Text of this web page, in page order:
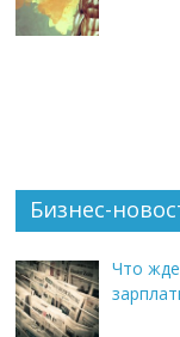
Бизнес-
Что